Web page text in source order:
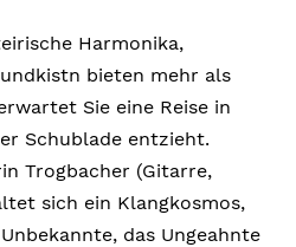
Harmonika,
bieten mehr als
Sie eine Reise in
Schublade entzieht.
Trogbacher (Gitarre,
sich ein Klangkosmos,
das Ungeahnte